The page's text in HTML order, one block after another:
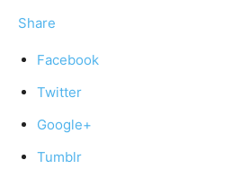
Share
Facebook
Twitter
Google+
Tumblr